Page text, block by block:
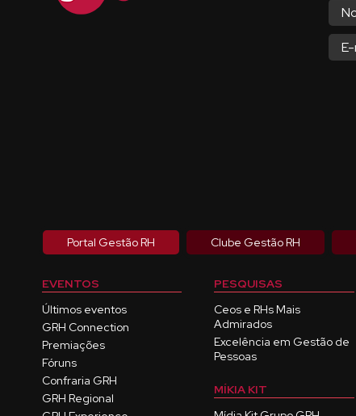
Portal Gestão RH Clube Gestão RH
EVENTOS
Últimos eventos
GRH Connection
Premiações
Fóruns
Confraria GRH
GRH Regional
PESQUISAS
Ceos e RHs Mais
Admirados
Excelência em Gestão de
Pessoas
MÍKIA KIT